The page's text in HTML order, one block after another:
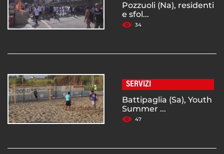
Pozzuoli (Na), residenti
e sfol...
34
SERVIZI
Battipaglia (Sa), Youth
Summer ...
47